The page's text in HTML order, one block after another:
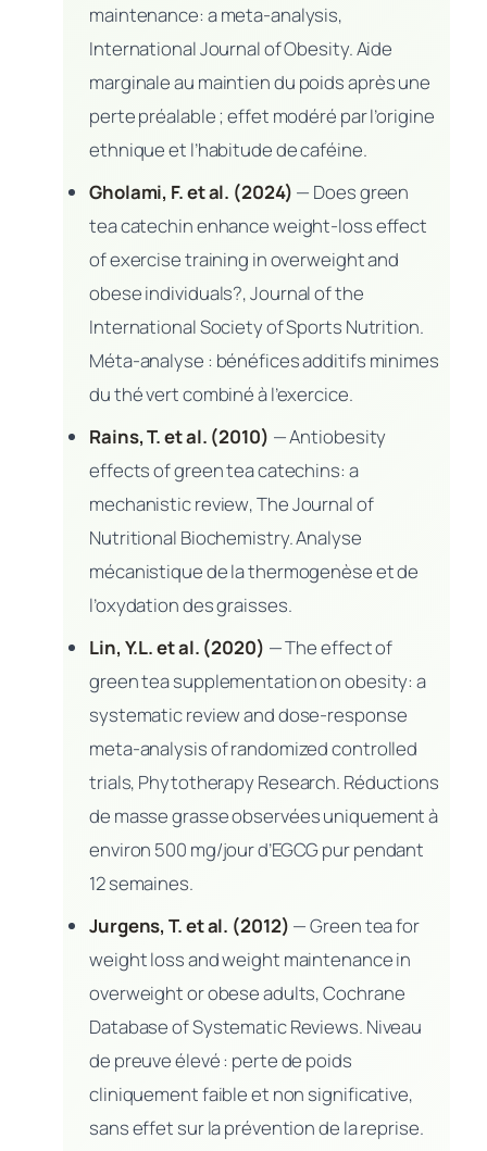
maintenance: a meta-analysis,
International Journal of Obesity. Aide
marginale au maintiendu poids après une
perte préalable ; effet modéré par l’origine
ethnique et l’habitude de caféine.
Gholami, F. et al. (2024) — Does green
tea catechin enhance weight-loss effect
of exercise training in overweight and
obese individuals?, Journal of the
International Society of Sports Nutrition.
Méta-analyse : bénéfices additifs minimes
du thé vert combiné à l’exercice.
Rains, T. et al. (2010) —Antiobesity
effects of green tea catechins: a
mechanistic review, The Journal of
Nutritional Biochemistry. Analyse
mécanistique de la thermogenèse et de
l’oxydation des graisses.
Lin, Y.L. et al. (2020) —The effect of
green tea supplementation on obesity: a
systematic review and dose-response
meta-analysis of randomized controlled
trials, Phytotherapy Research. Réductions
de masse grasse observées uniquement à
environ 500 mg/jour d’EGCG pur pendant
12 semaines.
Jurgens, T. et al. (2012) —Green tea for
weight loss and weight maintenance in
overweight or obese adults, Cochrane
Database of Systematic Reviews. Niveau
de preuve élevé : perte de poids
cliniquement faible et non significative,
sans effet sur la prévention de la reprise.